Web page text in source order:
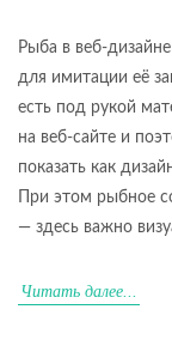
Рыба в веб-
для имитации её
есть под рукой
на веб-сайте и
показать как
При этом рыбное
— здесь важно
Читать далее...